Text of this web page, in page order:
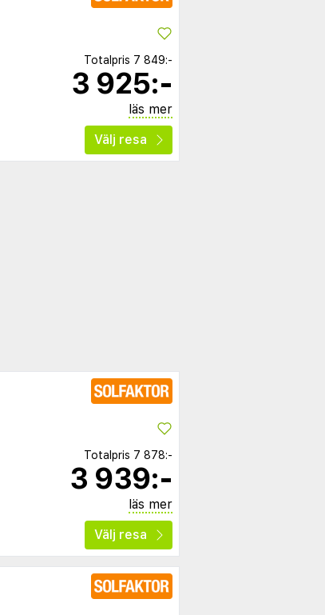
Totalpris 7 849:-
3 925:-
läs mer
Välj resa
Totalpris 7 878:-
3 939:-
läs mer
Välj resa